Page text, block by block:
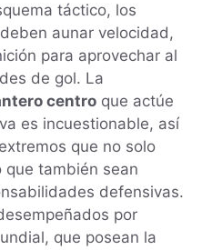
táctico, los
aunar velocidad,
para aprovechar al
de gol. La
centro que actúe
es incuestionable, así
que no solo
que también sean
defensivas.
por
que posean la